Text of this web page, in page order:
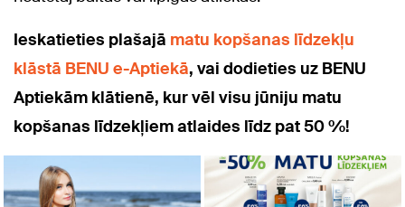
Ieskatieties plašajā matu kopšanas līdzekļu
klāstā BENU e-Aptiekā, vai dodieties uz BENU
Aptiekām klātienē, kur vēl visu jūniju matu
kopšanas līdzekļiem atlaides līdz pat 50 %!